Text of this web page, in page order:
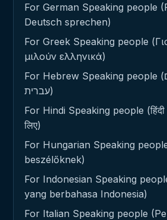
For German Speaking people
Deutsch sprechen)
For Greek Speaking people
μιλούν ελληνικά)
For Hebrew Speaking people (לאנשים שמדברים
עברית)
For Hindi Speaking people (हिंदी
लिए)
For Hungarian Speaking
beszélőknek)
For Indonesian Speaking
yang berbahasa Indonesia)
For Italian Speaking people